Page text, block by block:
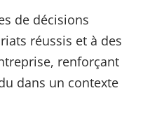
de décisions
réussis et à des
renforçant
dans un contexte